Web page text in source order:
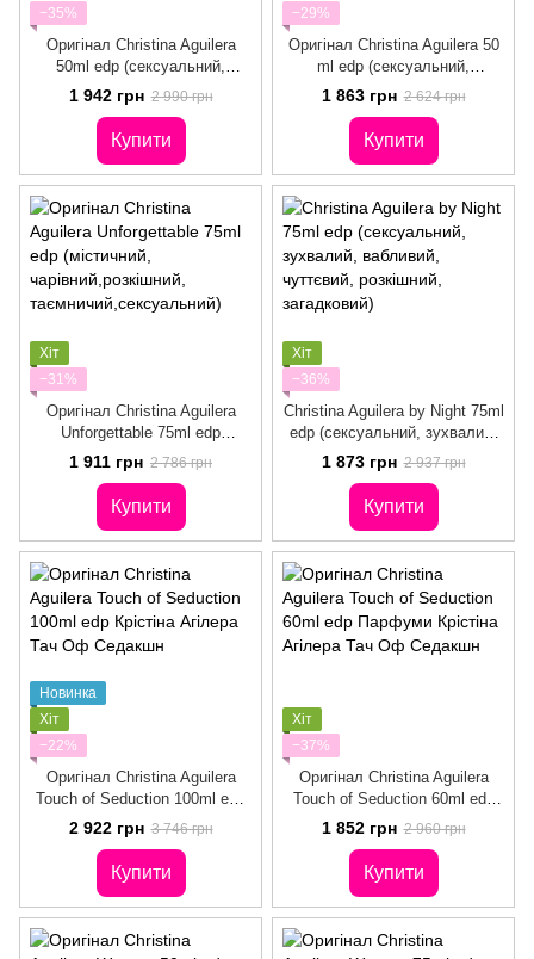
−35%
Оригінал Christina Aguilera
50ml edp (сексуальний,
розкішний, зухвалий,
чарівний, розкріпачує,
чуттєвий)
1 942 грн 2 990 грн
Купити
−29%
Оригінал Christina Aguilera 50
ml edp (сексуальний,
чуттєвий, зухвалий,
розкішний, чарівний)
1 863 грн 2 624 грн
Купити
Хіт
−31%
Оригінал Christina Aguilera
Unforgettable 75ml edp
(містичний,
чарівний,розкішний,
таємничий,сексуальний)
1 911 грн 2 786 грн
Купити
Хіт
−36%
Christina Aguilera by Night 75ml
edp (сексуальний, зухвалий,
вабливий, чуттєвий,
розкішний, загадковий)
1 873 грн 2 937 грн
Купити
Новинка
Хіт
−22%
Оригінал Christina Aguilera
Touch of Seduction 100ml edр
Крістіна Агілера Тач Оф
Седакшн
2 922 грн 3 746 грн
Купити
Хіт
−37%
Оригінал Christina Aguilera
Touch of Seduction 60ml edр
Парфуми Крістіна Агілера Тач
Оф Седакшн
1 852 грн 2 960 грн
Купити